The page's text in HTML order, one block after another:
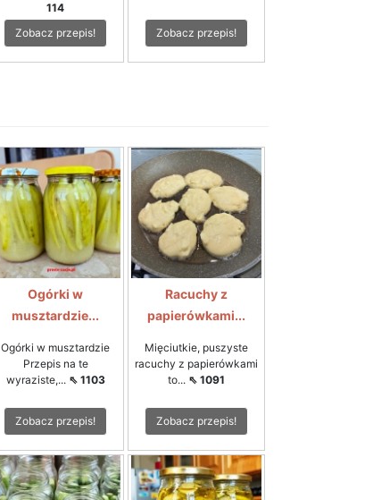
114
Zobacz przepis!
Zobacz przepis!
Ogórki w
musztardzie...
Ogórki w musztardzie
Przepis na te
wyraziste,... ⇖ 1103
Zobacz przepis!
Racuchy z
papierówkami...
Mięciutkie, puszyste
racuchy z papierówkami
to... ⇖ 1091
Zobacz przepis!